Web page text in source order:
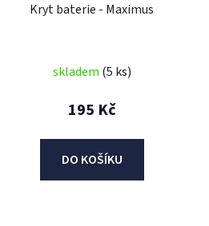
Kryt baterie - Maximus
skladem (5 ks)
195 Kč
DO KOŠÍKU